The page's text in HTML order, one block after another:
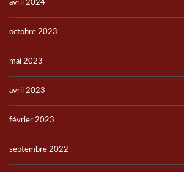
avril 2024
octobre 2023
mai 2023
avril 2023
février 2023
septembre 2022